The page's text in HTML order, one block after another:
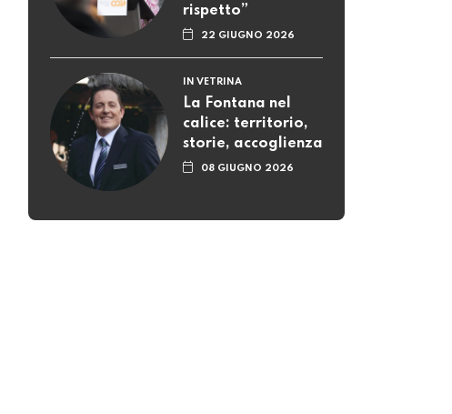
rispetto”
22 GIUGNO 2026
IN VETRINA
La Fontana nel
calice: territorio,
storie, accoglienza
08 GIUGNO 2026